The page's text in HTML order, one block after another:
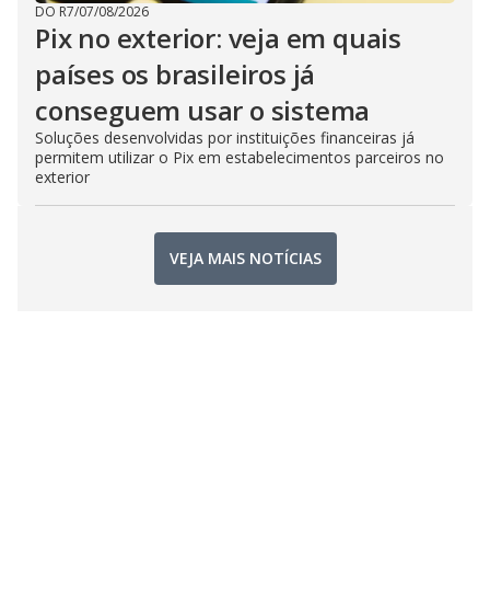
DO R7/07/08/2026
Pix no exterior: veja em quais
países os brasileiros já
conseguem usar o sistema
Soluções desenvolvidas por instituições financeiras já
permitem utilizar o Pix em estabelecimentos parceiros no
exterior
VEJA MAIS NOTÍCIAS